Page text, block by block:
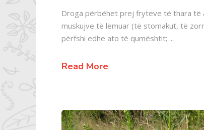
Droga përbëhet prej fryteve të thara të
muskujve të lëmuar (të stomakut, të
përfshi edhe ato të qumështit;
Read More